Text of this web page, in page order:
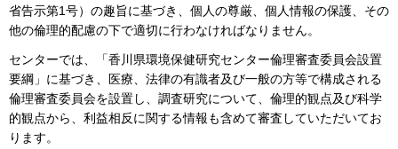
省告示第1号）の趣旨に基づき、個人の尊厳、個人情報の保護、その
他の倫理的配慮の下で適切に行わなければなりません。
センターでは、「香川県環境保健研究センター倫理審査委員会設置
要綱」に基づき、医療、法律の有識者及び一般の方等で構成される
倫理審査委員会を設置し、調査研究について、倫理的観点及び科学
的観点から、利益相反に関する情報も含めて審査していただいてお
ります。